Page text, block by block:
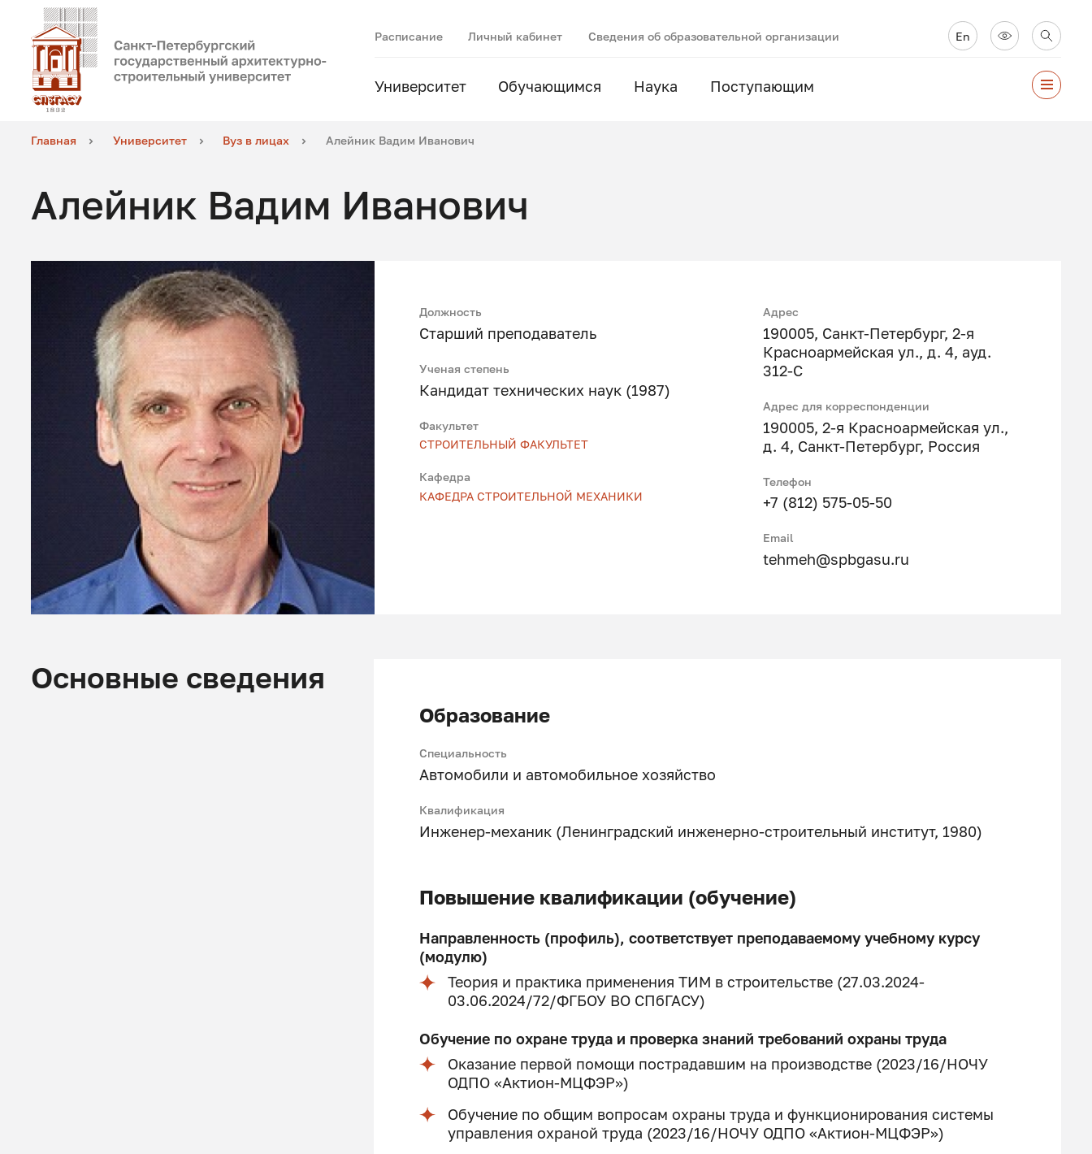
Расписание Личный кабинет Сведения об образовательной организации En
Университет Обучающимся Наука Поступающим
Главная Университет Вуз в лицах Алейник Вадим Иванович
Алейник Вадим Иванович
Должность
Старший преподаватель
Ученая степень
Кандидат технических наук (1987)
Факультет
СТРОИТЕЛЬНЫЙ ФАКУЛЬТЕТ
Кафедра
КАФЕДРА СТРОИТЕЛЬНОЙ МЕХАНИКИ
Адрес
190005, Санкт-Петербург, 2-я
Красноармейская ул., д. 4, ауд.
312-С
Адрес для корреспонденции
190005, 2-я Красноармейская ул.,
д. 4, Санкт-Петербург, Россия
Телефон
+7 (812) 575-05-50
Email
tehmeh@spbgasu.ru
Основные сведения
Образование
Специальность
Автомобили и автомобильное хозяйство
Квалификация
Инженер-механик (Ленинградский инженерно-строительный институт, 1980)
Повышение квалификации (обучение)
Направленность (профиль), соответствует преподаваемому учебному курсу
(модулю)
Теория и практика применения ТИМ в строительстве (27.03.2024-
03.06.2024/72/ФГБОУ ВО СПбГАСУ)
Обучение по охране труда и проверка знаний требований охраны труда
Оказание первой помощи пострадавшим на производстве (2023/16/НОЧУ
ОДПО «Актион-МЦФЭР»)
Обучение по общим вопросам охраны труда и функционирования системы
управления охраной труда (2023/16/НОЧУ ОДПО «Актион-МЦФЭР»)